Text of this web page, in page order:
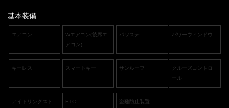
基本装備
エアコン
Wエアコン(後席エ
アコン)
パワステ パワーウィンドウ
キーレス スマートキー サンルーフ
クルーズコントロ
ール
アイドリングスト
ETC 盗難防止装置